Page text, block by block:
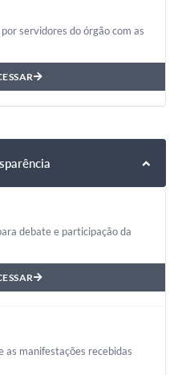
servidores do órgão com as
debate e participação da
as manifestações recebidas